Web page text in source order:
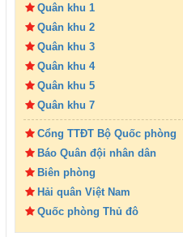
Quân khu 1
Quân khu 2
Quân khu 3
Quân khu 4
Quân khu 5
Quân khu 7
Cổng TTĐT Bộ Quốc phòng
Báo Quân đội nhân dân
Biên phòng
Hải quân Việt Nam
Quốc phòng Thủ đô